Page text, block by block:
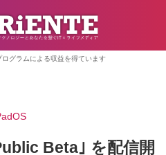
グラムによる収益を得ています
Beta｣ を配信開